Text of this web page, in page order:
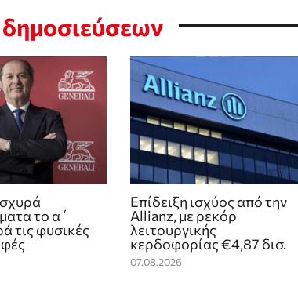
δημοσιεύσεων
το α΄
τις φυσικές
Επίδειξη ισχύος από την
Allianz, με ρεκόρ
λειτουργικής
κερδοφορίας €4,87 δισ.
07.08.2026